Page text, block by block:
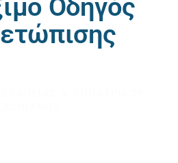
Οδηγός